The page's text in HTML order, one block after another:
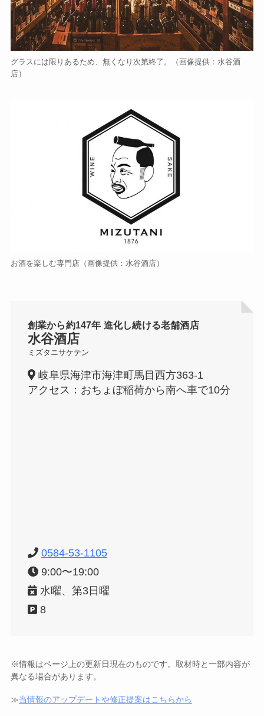
グラスには限りあるため、無くなり次第終了。（画像提供：水谷酒
店）
お酒を楽しむ専門店（画像提供：水谷酒店）
創業から約147年 進化し続ける老舗酒店
水谷酒店
ミズタニサケテン
岐阜県海津市海津町馬目西方363-1
アクセス：おちょぼ稲荷から南へ車で10分
0584-53-1105
9:00〜19:00
水曜、第3日曜
8
※情報はページ上の更新日現在のものです。取材時と一部内容が
異なる場合があります。
≫当情報のアップデートや修正提案はこちらから